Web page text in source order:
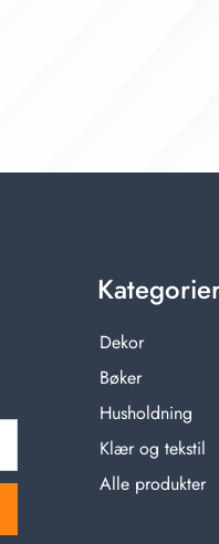
Dekor
Bøker
Husholdning
Klær og tekstil
Alle produkter